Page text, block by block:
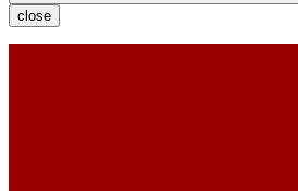
close